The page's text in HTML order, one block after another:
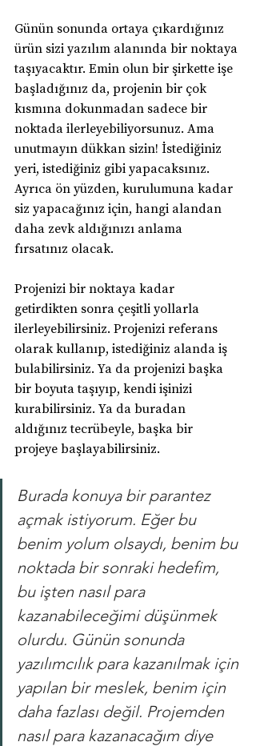
Günün sonunda ortaya çıkardığınız
ürün sizi yazılım alanında bir noktaya
taşıyacaktır. Emin olun bir şirkette işe
başladığınız da, projenin bir çok
kısmına dokunmadan sadece bir
noktada ilerleyebiliyorsunuz. Ama
unutmayın dükkan sizin! İstediğiniz
yeri, istediğiniz gibi yapacaksınız.
Ayrıca ön yüzden, kurulumuna kadar
siz yapacağınız için, hangi alandan
daha zevk aldığınızı anlama
fırsatınız olacak.
Projenizi bir noktaya kadar
getirdikten sonra çeşitli yollarla
ilerleyebilirsiniz. Projenizi referans
olarak kullanıp, istediğiniz alanda iş
bulabilirsiniz. Ya da projenizi başka
bir boyuta taşıyıp, kendi işinizi
kurabilirsiniz. Ya da buradan
aldığınız tecrübeyle, başka bir
projeye başlayabilirsiniz.
Burada konuya bir parantez
açmak istiyorum. Eğer bu
benim yolum olsaydı, benim bu
noktada bir sonraki hedefim,
bu işten nasıl para
kazanabileceğimi düşünmek
olurdu. Günün sonunda
yazılımcılık para kazanılmak için
yapılan bir meslek, benim için
daha fazlası değil. Projemden
nasıl para kazanacağım diye